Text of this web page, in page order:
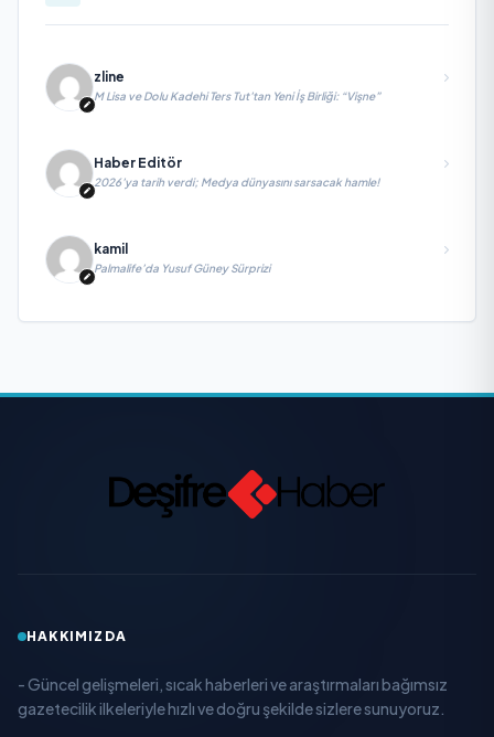
zline
M Lisa ve Dolu Kadehi Ters Tut’tan Yeni İş Birliği: “Vişne”
Haber Editör
2026’ya tarih verdi; Medya dünyasını sarsacak hamle!
kamil
Palmalife’da Yusuf Güney Sürprizi
HAKKIMIZDA
- Güncel gelişmeleri, sıcak haberleri ve araştırmaları bağımsız
gazetecilik ilkeleriyle hızlı ve doğru şekilde sizlere sunuyoruz.